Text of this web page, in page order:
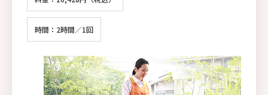
時間：2時間／1回